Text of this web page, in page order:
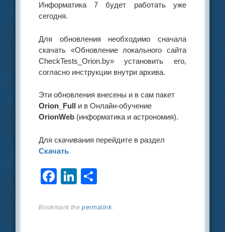
Информатика 7 будет работать уже
сегодня.
Для обновления необходимо сначала
скачать «Обновление локального сайта
CheckTests_Orion.by» установить его,
согласно инструкции внутри архива.
Эти обновления внесены и в сам пакет
Orion_Full и в Онлайн-обучение
OrionWeb (информатика и астрономия).
Для скачивания перейдите в раздел
Скачать
F
c
Li
k
р
Bookmark thepermalink.